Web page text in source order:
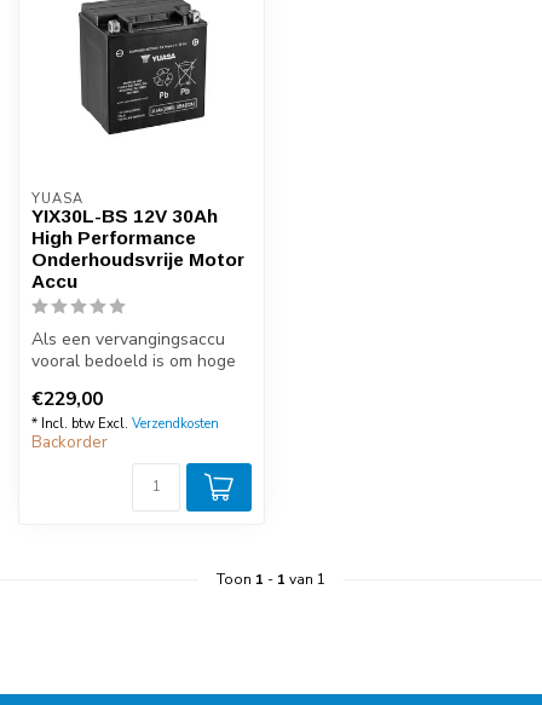
YUASA
YIX30L-BS 12V 30Ah
High Performance
Onderhoudsvrije Motor
Accu
Als een vervangingsaccu
vooral bedoeld is om hoge
da...
€229,00
* Incl. btw Excl. Verzendkosten
Backorder
Toon 1 - 1 van 1